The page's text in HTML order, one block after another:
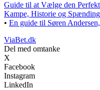
Guide til at Vælge den
Kampe, Historie og Spænding
• En guide til Søren
ViaBet.dk
Del med omtanke
X
Facebook
Instagram
LinkedIn